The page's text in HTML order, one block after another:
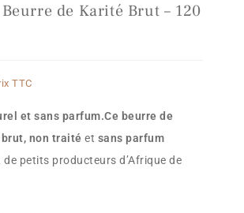
de Karité Brut – 120
TTC
et sans parfum.Ce beurre de
non traité et sans parfum
petits producteurs d’Afrique de